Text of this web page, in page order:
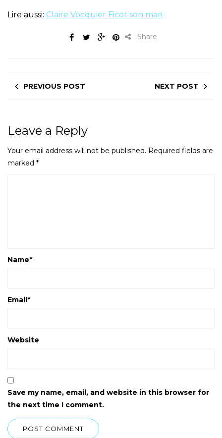
Lire aussi: Claire Vocquier Ficot son mari
Share
PREVIOUS POST NEXT POST
Leave a Reply
Your email address will not be published. Required fields are
marked *
Name*
Email*
Website
Save my name, email, and website in this browser for
the next time I comment.